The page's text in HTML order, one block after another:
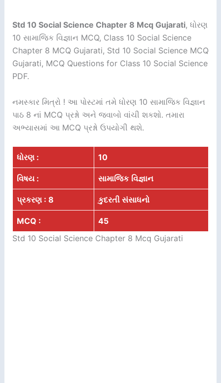
Std 10 Social Science Chapter 8 Mcq Gujarati, ધોરણ
10 સામાજિક વિજ્ઞાન MCQ, Class 10 Social Science
Chapter 8 MCQ Gujarati, Std 10 Social Science MCQ
Gujarati, MCQ Questions for Class 10 Social Science
PDF.
નમસ્કાર મિત્રો ! આ પોસ્ટમાં તમે ધોરણ 10 સામાજિક વિજ્ઞાન
પાઠ 8 નાં MCQ પ્રશ્નો અને જવાબો વાંચી શકશો. તમારા
અભ્યાસમાં આ MCQ પ્રશ્નો ઉપયોગી થશે.
ધોરણ : 10
વિષય : સામાજિક વિજ્ઞાન
પ્રકરણ : 8 કુદરતી સંસાધનો
MCQ :
45
Std 10 Social Science Chapter 8 Mcq Gujarati